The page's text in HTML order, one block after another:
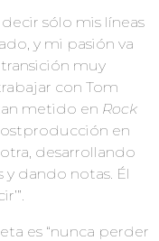
sólo mis líneas
y mi pasión va
muy
con Tom
metido en Rock
en
desarrollando
dando notas. Él
es “nunca perder